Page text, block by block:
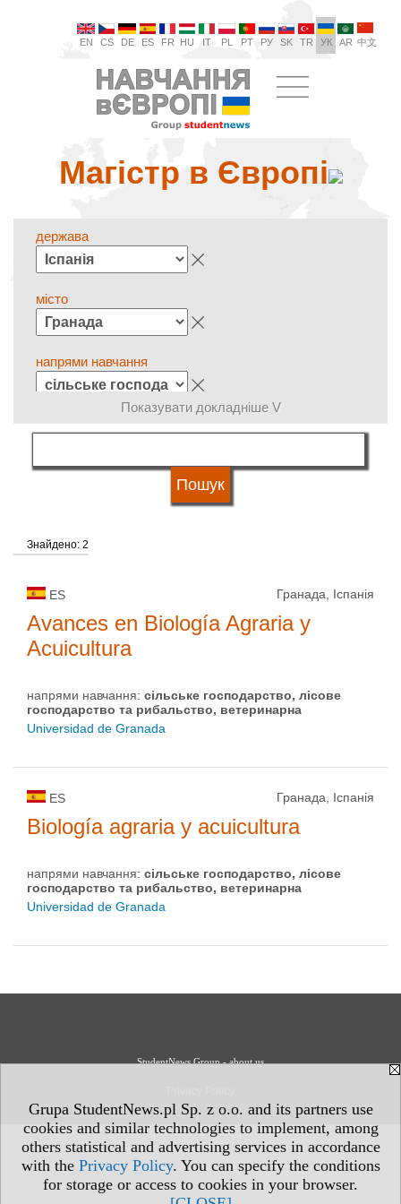
Grupa StudentNews.pl Sp. z o.o. and its partners use
cookies and similar technologies to implement, among
others statistical and advertising services in accordance
with the Privacy Policy. You can specify the conditions
for storage or access to cookies in your browser.
EN CS DE ES FR HU IT PL PT РУ SK TR УК AR 中文
Магістр в Європі
держава
місто
напрями навчання
мова навчання
Статус університету
Показувати докладніше V
Знайдено: 2
ES Гранада, Іспанія
Avances en Biología Agraria y
Acuicultura
напрями навчання: сільське господарство, лісове
господарство та рибальство, ветеринарна
Universidad de Granada
ES Гранада, Іспанія
Biología agraria y acuicultura
напрями навчання: сільське господарство, лісове
господарство та рибальство, ветеринарна
Universidad de Granada
StudentNews Group - about us